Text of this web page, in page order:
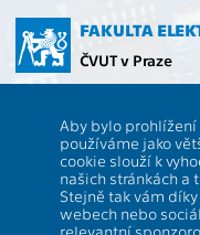
hlavní
obsah
FAKULTA
ČVUT v Praze
Aby bylo
používáme jako
cookie slouží k
našich stránkách a
Stejně tak vám
webech nebo
relevantní
AD1B17EMP
Katedra:
13117